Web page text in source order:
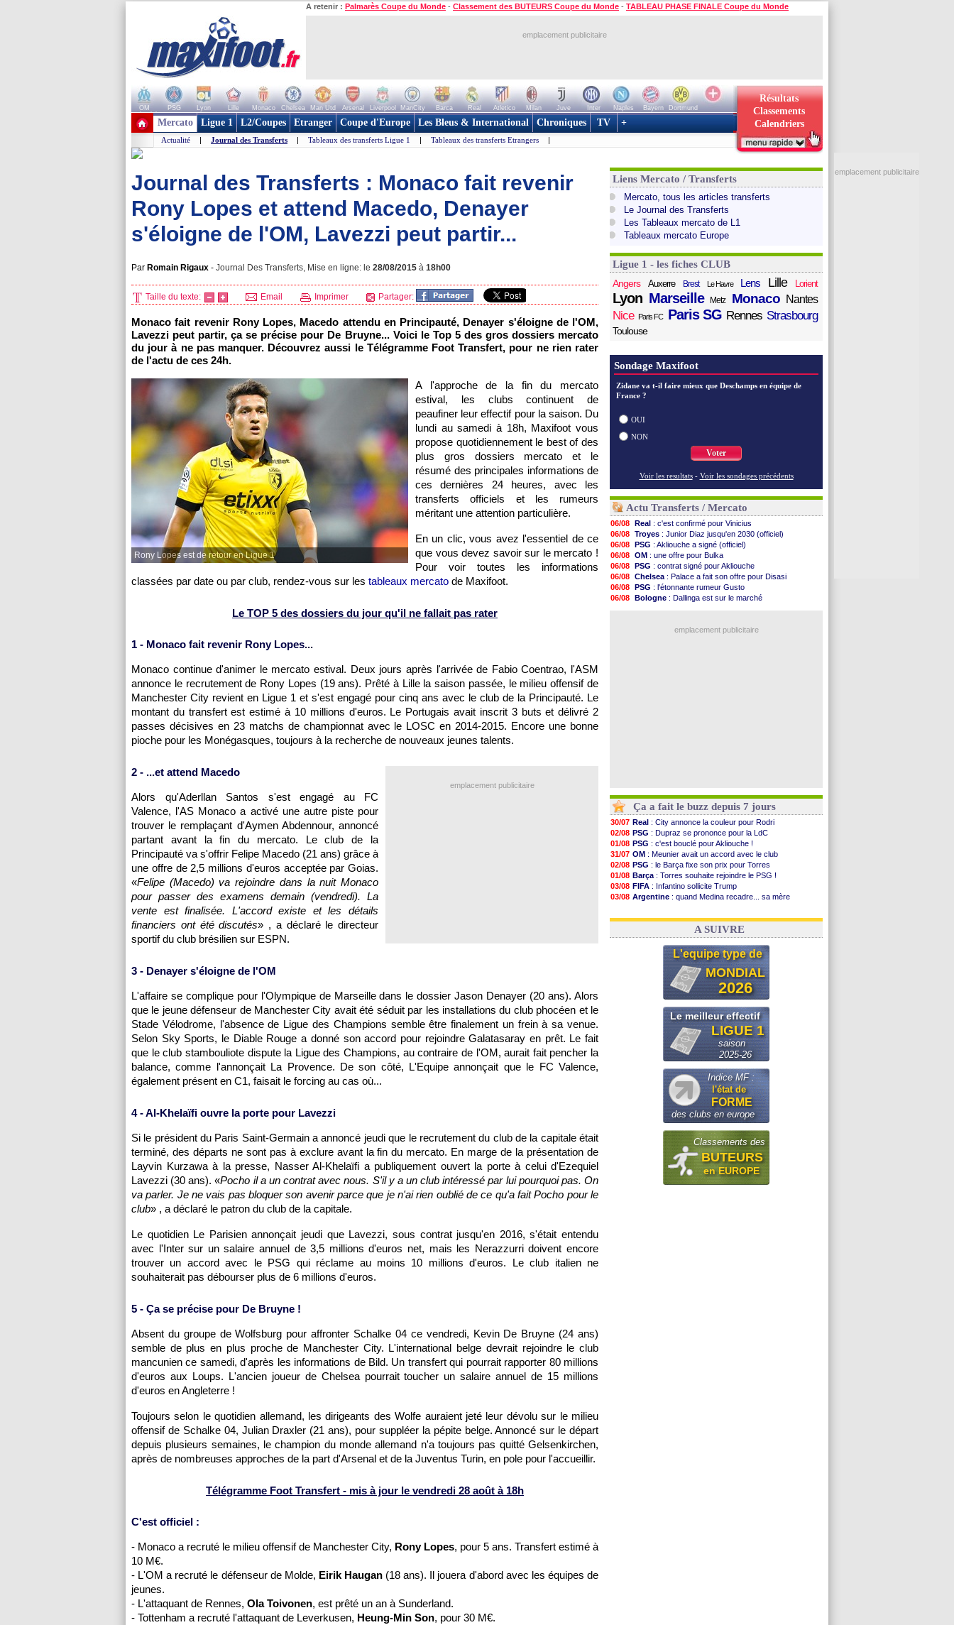
A retenir : Palmarès Coupe du Monde - Classement des BUTEURS Coupe du Monde - TABLEAU PHASE FINALE Coupe du Monde
emplacement publicitaire
OM PSG Lyon Lille Monaco Chelsea Man Utd Arsenal Liverpool ManCity Barca Real Atletico Milan Juve Inter Naples Bayern
Dortmund
+ de clubs
Résultats
Classements
Calendriers
Mercato Ligue 1 L2/Coupes Etranger Coupe d'Europe Les Bleus & International Chroniques TV +
Actualité | Journal des Transferts | Tableaux des transferts Ligue 1 | Tableaux des transferts Etrangers |
Journal des Transferts : Monaco fait revenir
Rony Lopes et attend Macedo, Denayer
s'éloigne de l'OM, Lavezzi peut partir...
Par Romain Rigaux - Journal Des Transferts, Mise en ligne: le 28/08/2015 à 18h00
Taille du texte: Email Imprimer Partager:
Monaco fait revenir Rony Lopes, Macedo attendu en Principauté, Denayer s'éloigne de l'OM,
Lavezzi peut partir, ça se précise pour De Bruyne... Voici le Top 5 des gros dossiers mercato
du jour à ne pas manquer. Découvrez aussi le Télégramme Foot Transfert, pour ne rien rater
de l'actu de ces 24h.
Rony Lopes est de retour en Ligue 1
A l'approche de la fin du mercato
estival, les clubs continuent de
peaufiner leur effectif pour la saison. Du
lundi au samedi à 18h, Maxifoot vous
propose quotidiennement le best of des
plus gros dossiers mercato et le
résumé des principales informations de
ces dernières 24 heures, avec les
transferts officiels et les rumeurs
méritant une attention particulière.
En un clic, vous avez l'essentiel de ce
que vous devez savoir sur le mercato !
Pour voir toutes les informations
classées par date ou par club, rendez-vous sur les tableaux mercato de Maxifoot.
Le TOP 5 des dossiers du jour qu'il ne fallait pas rater
1 - Monaco fait revenir Rony Lopes...
Monaco continue d'animer le mercato estival. Deux jours après l'arrivée de Fabio Coentrao, l'ASM
annonce le recrutement de Rony Lopes (19 ans). Prêté à Lille la saison passée, le milieu offensif de
Manchester City revient en Ligue 1 et s'est engagé pour cinq ans avec le club de la Principauté. Le
montant du transfert est estimé à 10 millions d'euros. Le Portugais avait inscrit 3 buts et délivré 2
passes décisives en 23 matchs de championnat avec le LOSC en 2014-2015. Encore une bonne
pioche pour les Monégasques, toujours à la recherche de nouveaux jeunes talents.
emplacement publicitaire
2 - ...et attend Macedo
Alors qu'Aderllan Santos s'est engagé au FC
Valence, l'AS Monaco a activé une autre piste pour
trouver le remplaçant d'Aymen Abdennour, annoncé
partant avant la fin du mercato. Le club de la
Principauté va s'offrir Felipe Macedo (21 ans) grâce à
une offre de 2,5 millions d'euros acceptée par Goias.
«Felipe (Macedo) va rejoindre dans la nuit Monaco
pour passer des examens demain (vendredi). La
vente est finalisée. L'accord existe et les détails
financiers ont été discutés» , a déclaré le directeur
sportif du club brésilien sur ESPN.
3 - Denayer s'éloigne de l'OM
L'affaire se complique pour l'Olympique de Marseille dans le dossier Jason Denayer (20 ans). Alors
que le jeune défenseur de Manchester City avait été séduit par les installations du club phocéen et le
Stade Vélodrome, l'absence de Ligue des Champions semble être finalement un frein à sa venue.
Selon Sky Sports, le Diable Rouge a donné son accord pour rejoindre Galatasaray en prêt. Le fait
que le club stambouliote dispute la Ligue des Champions, au contraire de l'OM, aurait fait pencher la
balance, comme l'annonçait La Provence. De son côté, L'Equipe annonçait que le FC Valence,
également présent en C1, faisait le forcing au cas où...
4 - Al-Khelaïfi ouvre la porte pour Lavezzi
Si le président du Paris Saint-Germain a annoncé jeudi que le recrutement du club de la capitale était
terminé, des départs ne sont pas à exclure avant la fin du mercato. En marge de la présentation de
Layvin Kurzawa à la presse, Nasser Al-Khelaïfi a publiquement ouvert la porte à celui d'Ezequiel
Lavezzi (30 ans). «Pocho il a un contrat avec nous. S'il y a un club intéressé par lui pourquoi pas. On
va parler. Je ne vais pas bloquer son avenir parce que je n'ai rien oublié de ce qu'a fait Pocho pour le
club» , a déclaré le patron du club de la capitale.
Le quotidien Le Parisien annonçait jeudi que Lavezzi, sous contrat jusqu'en 2016, s'était entendu
avec l'Inter sur un salaire annuel de 3,5 millions d'euros net, mais les Nerazzurri doivent encore
trouver un accord avec le PSG qui réclame au moins 10 millions d'euros. Le club italien ne
souhaiterait pas débourser plus de 6 millions d'euros.
5 - Ça se précise pour De Bruyne !
Absent du groupe de Wolfsburg pour affronter Schalke 04 ce vendredi, Kevin De Bruyne (24 ans)
semble de plus en plus proche de Manchester City. L'international belge devrait rejoindre le club
mancunien ce samedi, d'après les informations de Bild. Un transfert qui pourrait rapporter 80 millions
d'euros aux Loups. L'ancien joueur de Chelsea pourrait toucher un salaire annuel de 15 millions
d'euros en Angleterre !
Toujours selon le quotidien allemand, les dirigeants des Wolfe auraient jeté leur dévolu sur le milieu
offensif de Schalke 04, Julian Draxler (21 ans), pour suppléer la pépite belge. Annoncé sur le départ
depuis plusieurs semaines, le champion du monde allemand n'a toujours pas quitté Gelsenkirchen,
après de nombreuses approches de la part d'Arsenal et de la Juventus Turin, en pole pour l'accueillir.
Télégramme Foot Transfert - mis à jour le vendredi 28 août à 18h
C'est officiel :
- Monaco a recruté le milieu offensif de Manchester City, Rony Lopes, pour 5 ans. Transfert estimé à
10 M€.
- L'OM a recruté le défenseur de Molde, Eirik Haugan (18 ans). Il jouera d'abord avec les équipes de
jeunes.
- L'attaquant de Rennes, Ola Toivonen, est prêté un an à Sunderland.
- Tottenham a recruté l'attaquant de Leverkusen, Heung-Min Son, pour 30 M€.
Liens Mercato / Transferts
Mercato, tous les articles transferts
Le Journal des Transferts
Les Tableaux mercato de L1
Tableaux mercato Europe
Ligue 1 - les fiches CLUB
Angers
Auxerre Brest Le Havre Lens Lille Lorient
Lyon Marseille Metz Monaco Nantes
Nice Paris FC Paris SG Rennes Strasbourg
Toulouse
Sondage Maxifoot
Zidane va t-il faire mieux que Deschamps en équipe de
France ?
OUI
NON
Voter
Voir les resultats - Voir les sondages précédents
Actu Transferts / Mercato
06/08 Real : c'est confirmé pour Vinicius
06/08 Troyes : Junior Diaz jusqu'en 2030 (officiel)
06/08 PSG : Akliouche a signé (officiel)
06/08 OM : une offre pour Bulka
06/08 PSG : contrat signé pour Akliouche
06/08 Chelsea : Palace a fait son offre pour Disasi
06/08 PSG : l'étonnante rumeur Gusto
06/08 Bologne : Dallinga est sur le marché
: Forlan nommé sélectionneur (officiel)
emplacement publicitaire
Ça a fait le buzz depuis 7 jours
30/07 Real : City annonce la couleur pour Rodri
02/08 PSG : Dupraz se prononce pour la LdC
01/08 PSG : c'est bouclé pour Akliouche !
31/07 OM : Meunier avait un accord avec le club
02/08 PSG : le Barça fixe son prix pour Torres
01/08 Barça : Torres souhaite rejoindre le PSG !
03/08 FIFA : Infantino sollicite Trump
03/08 Argentine : quand Medina recadre... sa mère
03/08 OM: Paixão attire un 2e club anglais
A SUIVRE
L'equipe type de
MONDIAL
2026
Le meilleur effectif
LIGUE 1
saison
2025-26
Indice MF :
l'état de
FORME
des clubs en europe
Classements des
BUTEURS
en EUROPE
emplacement publicitaire